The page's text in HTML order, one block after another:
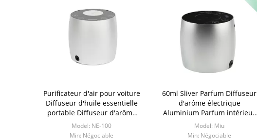
Purificateur d'air pour voiture
Diffuseur d'huile essentielle
portable Diffuseur d'arôme
60 ml
Model: NE-100
Min: Négociable
60ml Sliver Parfum Diffuseur
d'arôme électrique
Aluminium Parfum intérieur
Cadeaux de décoration de la
maison
Model: Miu
Min: Négociable